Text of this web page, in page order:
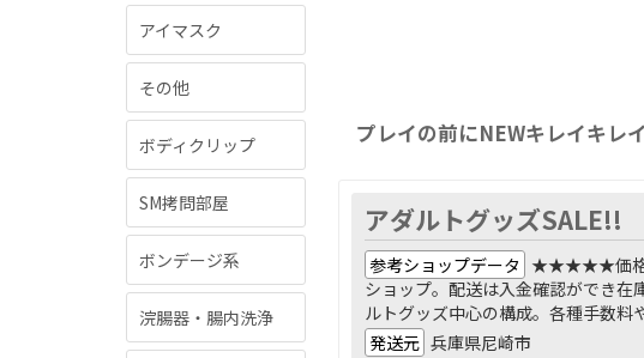
アイマスク
その他
ボディクリップ
SM拷問部屋
ボンデージ系
浣腸器・腸内洗浄
プレイの前にNEWキレイキレ
アダルトグッズSALE!!
参考ショップデータ ★★★★★価
ショップ。配送は入金確認ができ在
ルトグッズ中心の構成。各種手数料
発送元 兵庫県尼崎市